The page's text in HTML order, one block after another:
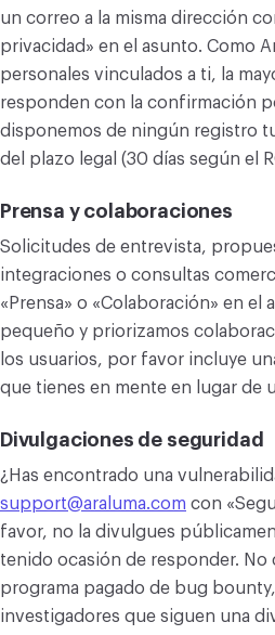
un correo a la misma dirección
privacidad» en el asunto. Como
personales vinculados a ti, la
responden con la confirmación
disponemos de ningún registro
del plazo legal (30 días según el
Prensa y colaboraciones
Solicitudes de entrevista,
integraciones o consultas
«Prensa» o «Colaboración» en el
pequeño y priorizamos
los usuarios, por favor incluye
que tienes en mente en lugar de
Divulgaciones de seguridad
¿Has encontrado una
support@araluma.com con
favor, no la divulgues
tenido ocasión de responder. No
programa pagado de bug
investigadores que siguen una